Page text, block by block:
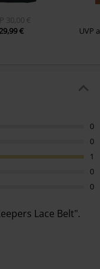
30,00 €
29,99 €
UVP
0
0
1
0
0
Lace Belt".